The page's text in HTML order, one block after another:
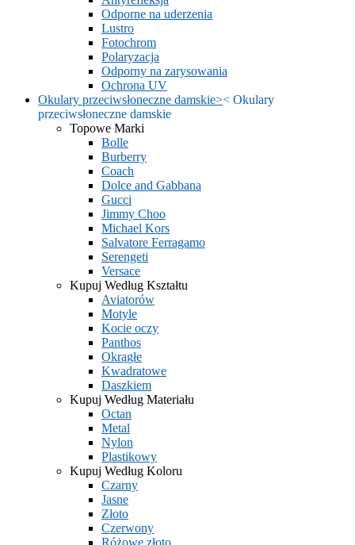
Odporne na uderzenia
Lustro
Fotochrom
Polaryzacja
Odporny na zarysowania
Ochrona UV
Okulary przeciwsłoneczne damskie>< Okulary
przeciwsłoneczne damskie
Topowe Marki
Bolle
Burberry
Coach
Dolce and Gabbana
Gucci
Jimmy Choo
Michael Kors
Salvatore Ferragamo
Serengeti
Versace
Kupuj Według Kształtu
Aviatorów
Motyle
Kocie oczy
Panthos
Okrągłe
Kwadratowe
Daszkiem
Kupuj Według Materiału
Octan
Metal
Nylon
Plastikowy
Kupuj Według Koloru
Czarny
Jasne
Złoto
Czerwony
Różowe złoto